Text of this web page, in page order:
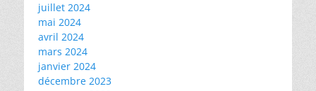
juillet 2024
mai 2024
avril 2024
mars 2024
janvier 2024
décembre 2023